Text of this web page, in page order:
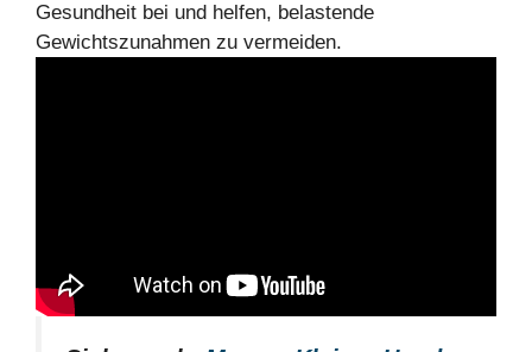
Gesundheit bei und helfen, belastende
Gewichtszunahmen zu vermeiden.